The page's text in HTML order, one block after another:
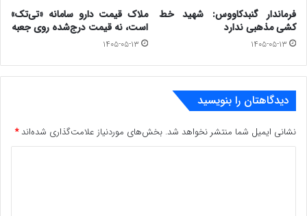
فرماندار گنبدکاووس: شهید خط
کشی مذهبی ندارد
۱۴۰۵-۰۵-۱۳
ملاک قیمت دارو سامانه «تی‌تک»
است، نه قیمت درج‌شده روی جعبه
۱۴۰۵-۰۵-۱۳
دیدگاهتان را بنویسید
نشانی ایمیل شما منتشر نخواهد شد. بخش‌های موردنیاز علامت‌گذاری شده‌اند*